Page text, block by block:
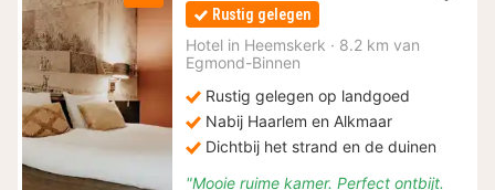
€
Rustig gelegen
Hotel in Heemskerk · 8.2 km van
Egmond-Binnen
Rustig gelegen op landgoed
Nabij Haarlem en Alkmaar
Dichtbij het strand en de duinen
"Mooie ruime kamer. Perfect ontbijt.